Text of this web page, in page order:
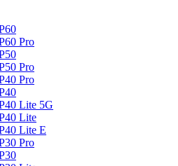
Pro
Pro
Pro
Lite 5G
Lite
Lite E
Pro